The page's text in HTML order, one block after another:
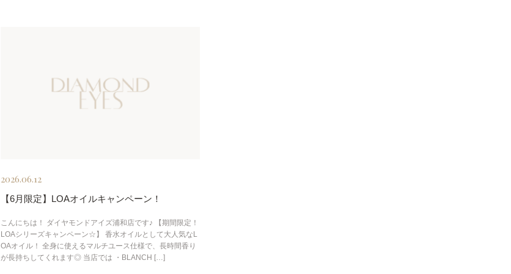
2026.06.12
【6月限定】LOAオイルキャンペーン！
こんにちは！ ダイヤモンドアイズ浦和店です♪ 【期間限定！
LOAシリーズキャンペーン☆】 香水オイルとして大人気なL
OAオイル！ 全身に使えるマルチユース仕様で、長時間香り
が長持ちしてくれます◎ 当店では ・BLANCH […]